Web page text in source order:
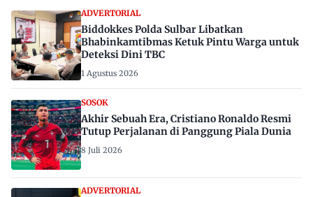
ADVERTORIAL
Biddokkes Polda Sulbar Libatkan
Bhabinkamtibmas Ketuk Pintu Warga untuk
Deteksi Dini TBC
1 Agustus 2026
SOSOK
Akhir Sebuah Era, Cristiano Ronaldo Resmi
Tutup Perjalanan di Panggung Piala Dunia
8 Juli 2026
ADVERTORIAL